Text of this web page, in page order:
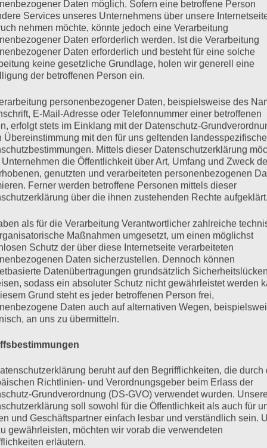
auf die Füße genervt.
mal alle zeitgleich an einem Tag frei haben und zu
Wäsche und der morgendlichen Hunderunde,
Berg aus dreckigem Geschirr vom Vortag her
aufgepeppt hatte. Das sieht dann immer ein
Turm, aber mit genügend Material, einen bauen zu
schmeißen.
die Frau Mama und der Herr Papa, sowie die Frau
her. Der Herr Papa hatte nicht wirklich Lust dazu,
mindestens dreimal das Wort »Scheiße« mit »das
Beruf, lackierte alldieweil die Rahmen der Türen
durch die Balkontür rein oder raus wollte. Die
sich nun bei diesem geschäftigen Treiben halten
dann auch noch in den Apfelbaum und die Frau
hatte.
Familiengedöns jetzt und hier zu Hause
Daten möglich. Sofern eine betroffene Person
Services unseres Unternehmens über unsere
nehmen möchte, könnte jedoch eine Verarbeitung
Daten erforderlich werden. Ist die Verarbeitung
Daten erforderlich und besteht für eine solche
keine gesetzliche Grundlage, holen wir generell eine
der betroffenen Person ein.
personenbezogener Daten, beispielsweise des
E-Mail-Adresse oder Telefonnummer einer betroffenen
erfolgt stets im Einklang mit der Datenschutz-
Übereinstimmung mit den für uns geltenden
Mittels dieser Datenschutzerklärung
Unternehmen die Öffentlichkeit über Art, Umfang und Zweck
genutzten und verarbeiteten personenbezogenen
Ferner werden betroffene Personen mittels dieser
über die ihnen zustehenden Rechte aufgeklärt.
als für die Verarbeitung Verantwortlicher zahlreiche
Maßnahmen umgesetzt, um einen möglichst
Schutz der über diese Internetseite verarbeiteten
Daten sicherzustellen. Dennoch können
Datenübertragungen grundsätzlich
sodass ein absoluter Schutz nicht gewährleistet werden
Grund steht es jeder betroffenen Person frei,
Daten auch auf alternativen Wegen,
an uns zu übermitteln.
beruht auf den Begrifflichkeiten, die durch
Richtlinien- und Verordnungsgeber beim Erlass der
Grundverordnung (DS-GVO) verwendet wurden.
soll sowohl für die Öffentlichkeit als auch für
und Geschäftspartner einfach lesbar und verständlich sein.
gewährleisten, möchten wir vorab die verwendeten
erläutern.